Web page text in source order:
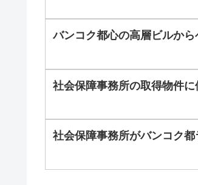
バンコク都心の高層ビルか
社会保障事務所の取得物件
社会保障事務所がバンコク